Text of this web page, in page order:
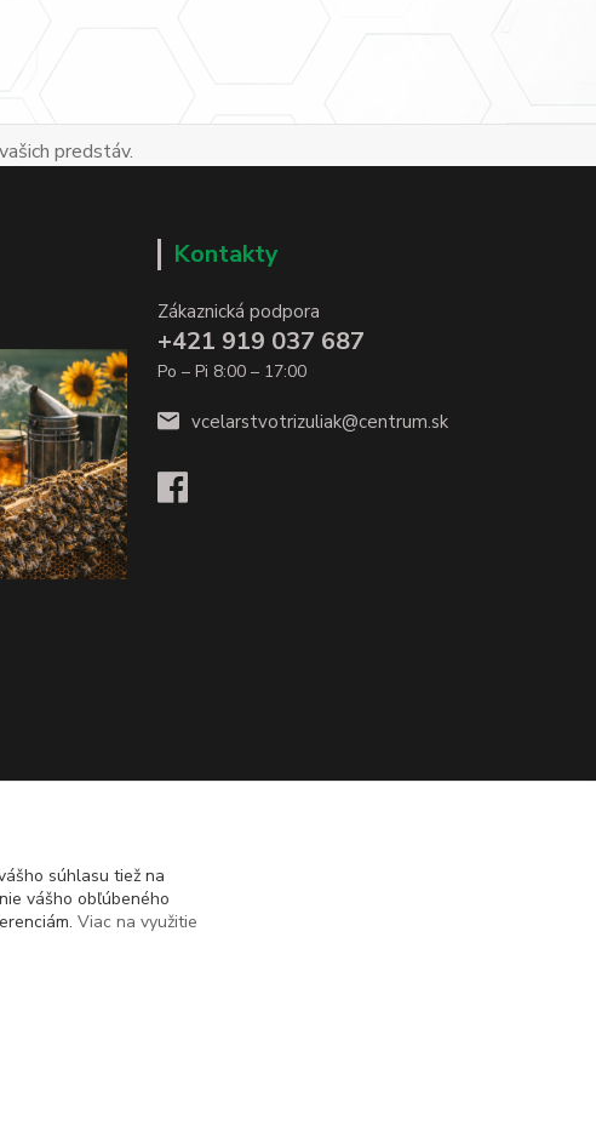
predstáv.
Kontakty
Zákaznická podpora
+421 919 037 687
Po – Pi 8:00 – 17:00
vcelarstvotrizuliak@centrum.sk
súhlasu tiež na
vášho obľúbeného
Viac na využitie